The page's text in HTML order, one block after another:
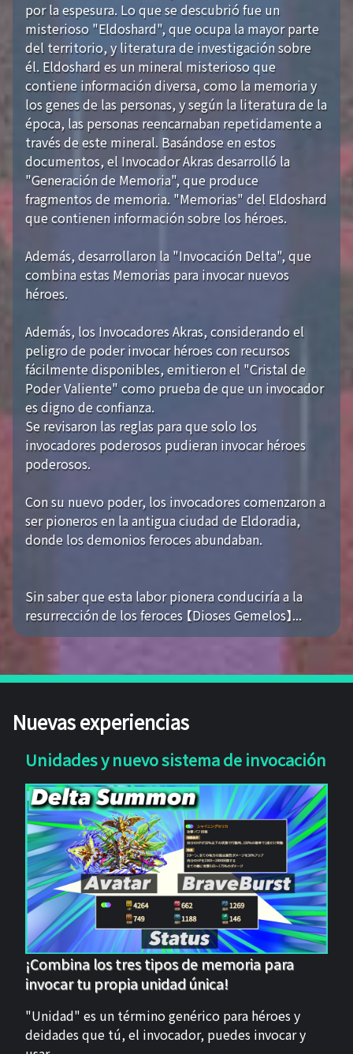
por la espesura. Lo que se descubrió fue un
misterioso "Eldoshard", que ocupa la mayor parte
del territorio, y literatura de investigación sobre
él. Eldoshard es un mineral misterioso que
contiene información diversa, como la memoria y
los genes de las personas, y según la literatura de la
época, las personas reencarnaban repetidamente a
través de este mineral. Basándose en estos
documentos, el Invocador Akras desarrolló la
"Generación de Memoria", que produce
fragmentos de memoria. "Memorias" del Eldoshard
que contienen información sobre los héroes.
Además, desarrollaron la "Invocación Delta", que
combina estas Memorias para invocar nuevos
héroes.
Además, los Invocadores Akras, considerando el
peligro de poder invocar héroes con recursos
fácilmente disponibles, emitieron el "Cristal de
Poder Valiente" como prueba de que un invocador
es digno de confianza.
Se revisaron las reglas para que solo los
invocadores poderosos pudieran invocar héroes
poderosos.
Con su nuevo poder, los invocadores comenzaron a
ser pioneros en la antigua ciudad de Eldoradia,
donde los demonios feroces abundaban.
Sin saber que esta labor pionera conduciría a la
resurrección de los feroces 【Dioses Gemelos】...
Nuevas experiencias
Unidades y nuevo sistema de invocación
¡Combina los tres tipos de memoria para
invocar tu propia unidad única!
"Unidad" es un término genérico para héroes y
deidades que tú, el invocador, puedes invocar y